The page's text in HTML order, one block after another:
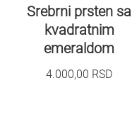
Srebrni prsten sa
kvadratnim
emeraldom
4.000,00 RSD